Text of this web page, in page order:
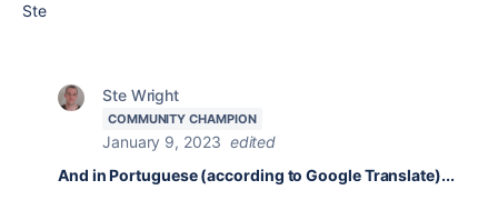
Ste
Ste Wright
COMMUNITY CHAMPION
January 9, 2023 edited
And in Portuguese (according to Google Translate)...